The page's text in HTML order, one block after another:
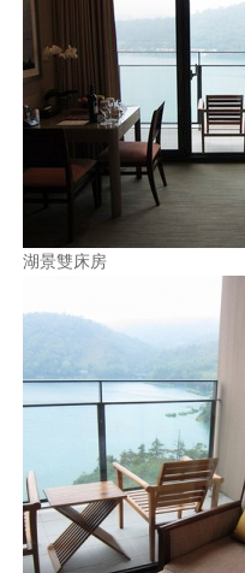
湖景雙床房